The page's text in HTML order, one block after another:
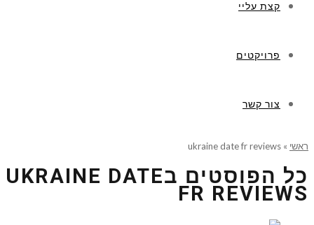
קצת עליי
פרויקטים
צור קשר
ראשי »
ukraine date fr reviews
כל הפוסטים בUKRAINE DATE
FR REVIEWS